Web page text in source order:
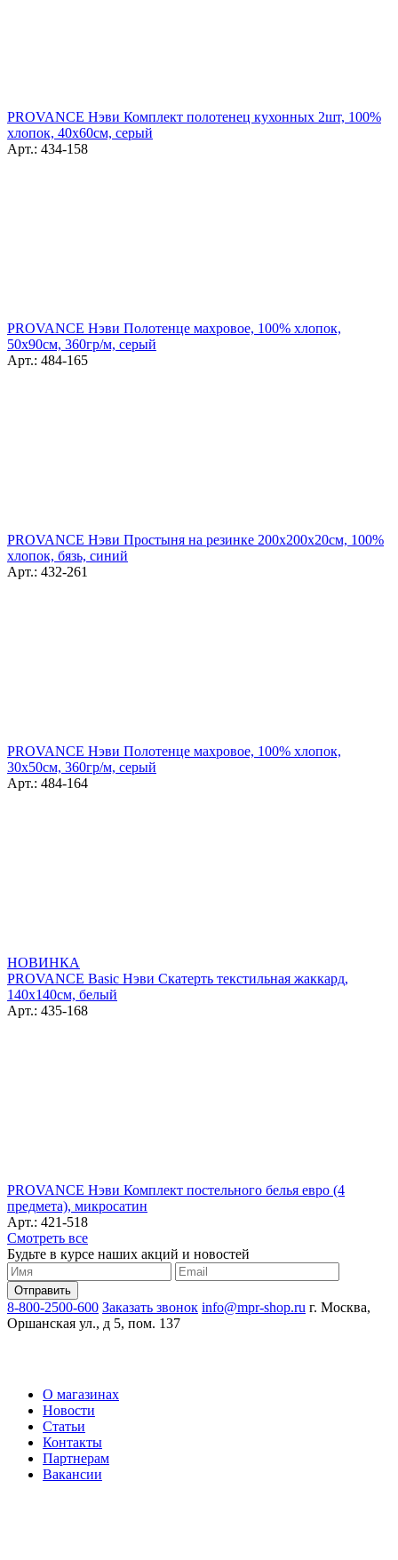
PROVANCE Нэви Комплект полотенец кухонных 2шт, 100%
хлопок, 40х60см, серый
Арт.: 434-158
PROVANCE Нэви Полотенце махровое, 100% хлопок,
50х90см, 360гр/м, серый
Арт.: 484-165
PROVANCE Нэви Простыня на резинке 200х200х20см, 100%
хлопок, бязь, синий
Арт.: 432-261
PROVANCE Нэви Полотенце махровое, 100% хлопок,
30х50см, 360гр/м, серый
Арт.: 484-164
НОВИНКА
PROVANCE Basic Нэви Скатерть текстильная жаккард,
140х140см, белый
Арт.: 435-168
PROVANCE Нэви Комплект постельного белья евро (4
предмета), микросатин
Арт.: 421-518
Смотреть все
Будьте в курсе наших акций и новостей
8-800-2500-600 Заказать звонок info@mpr-shop.ru г. Москва,
Оршанская ул., д 5, пом. 137
О магазинах
Новости
Статьи
Контакты
Партнерам
Вакансии